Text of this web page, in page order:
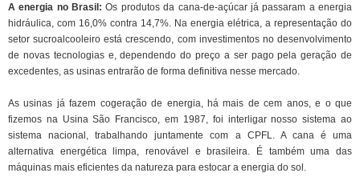
A energia no Brasil: Os produtos da cana-de-açúcar já passaram a energia
hidráulica, com 16,0% contra 14,7%. Na energia elétrica, a representação do
setor sucroalcooleiro está crescendo, com investimentos no desenvolvimento
de novas tecnologias e, dependendo do preço a ser pago pela geração de
excedentes, as usinas entrarão de forma definitiva nesse mercado.
As usinas já fazem cogeração de energia, há mais de cem anos, e o que
fizemos na Usina São Francisco, em 1987, foi interligar nosso sistema ao
sistema nacional, trabalhando juntamente com a CPFL. A cana é uma
alternativa energética limpa, renovável e brasileira. É também uma das
máquinas mais eficientes da natureza para estocar a energia do sol.